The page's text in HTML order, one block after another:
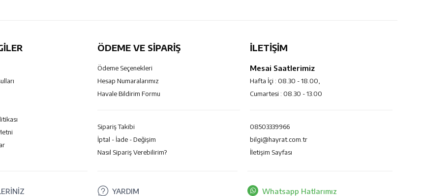
ÖDEME VE SİPARİŞ
Ödeme Seçenekleri
Hesap Numaralarımız
Havale Bildirim Formu
Sipariş Takibi
İptal - İade - Değişim
Nasıl Sipariş Verebilirim?
İLETİŞİM
Mesai Saatlerimiz
Hafta İçi : 08.30 - 18.00,
Cumartesi : 08.30 - 13.00
08503339966
bilgi@hayrat.com.tr
İletişim Sayfası
YARDIM Whatsapp Hatlarımız